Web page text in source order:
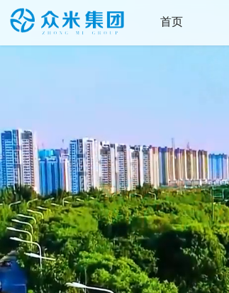
首页